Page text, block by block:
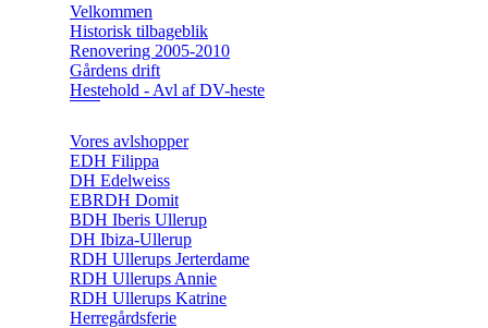
Velkommen
Historisk tilbageblik
Renovering 2005-2010
Gårdens drift
Hestehold - Avl af DV-heste
Vores avlshopper
EDH Filippa
DH Edelweiss
EBRDH Domit
BDH Iberis Ullerup
DH Ibiza-Ullerup
RDH Ullerups Jerterdame
RDH Ullerups Annie
RDH Ullerups Katrine
Herregårdsferie